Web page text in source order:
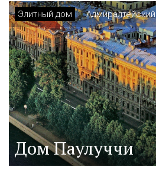
Элитный дом Адмиралтейский
Дом Паулуччи